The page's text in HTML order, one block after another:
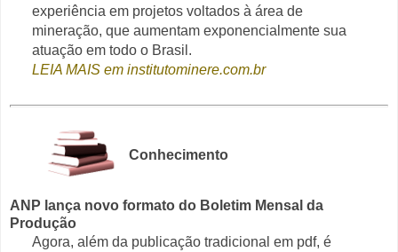
experiência em projetos voltados à área de
mineração, que aumentam exponencialmente sua
atuação em todo o Brasil.
LEIA MAIS em institutominere.com.br
Conhecimento
ANP lança novo formato do Boletim Mensal da
Produção
Agora, além da publicação tradicional em pdf, é